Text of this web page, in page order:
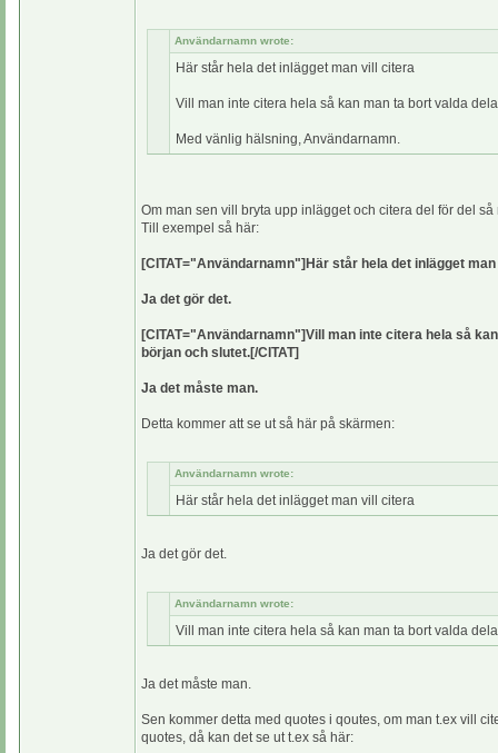
Användarnamn wrote:
Här står hela det inlägget man vill citera
Vill man inte citera hela så kan man ta bort valda
Med vänlig hälsning, Användarnamn.
Om man sen vill bryta upp inlägget och citera del för del
Till exempel så här:
[CITAT="Användarnamn"]Här står hela det inlägget
Ja det gör det.
[CITAT="Användarnamn"]Vill man inte citera hela så
början och slutet.[/CITAT]
Ja det måste man.
Detta kommer att se ut så här på skärmen:
Användarnamn wrote:
Här står hela det inlägget man vill citera
Ja det gör det.
Användarnamn wrote:
Vill man inte citera hela så kan man ta bort valda
Ja det måste man.
Sen kommer detta med quotes i qoutes, om man t.ex vill
quotes, då kan det se ut t.ex så här: